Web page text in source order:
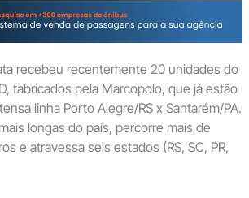
recebeu recentemente 20 unidades do
fabricados pela Marcopolo, que já estão
linha Porto Alegre/RS x Santarém/PA.
longas do país, percorre mais de
e atravessa seis estados (RS, SC, PR,